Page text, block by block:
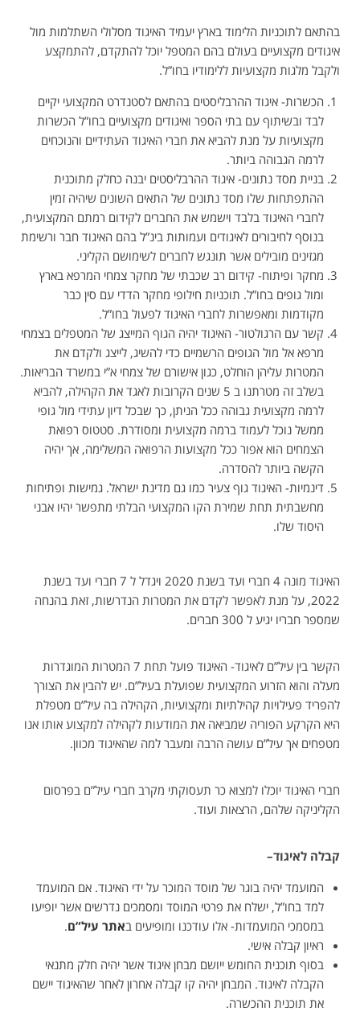
בהתאם לתוכניות הלימוד בארץ יעמיד האיגוד מסלולי השתלמות מול
איגודים מקצועיים בעולם בהם המטפל יוכל להתקדם, להתמקצע
ולקבל מלגות מקצועיות ללימודיו בחו”ל.
הכשרות- איגוד ההרבליסטים בהתאם לסטנדרט המקצועי יקיים
לבד ובשיתוף עם בתי הספר ואיגודים מקצועיים בחו”ל הכשרות
מקצועיות על מנת להביא את חברי האיגוד העתידיים והנוכחים
לרמה הגבוהה ביותר.
בניית מסד נתונים- איגוד ההרבליסטים יבנה כחלק מתוכנית
ההתפתחות שלו מסד נתונים של התאים השונים שיהיה זמין
לחברי האיגוד בלבד וישמש את החברים לקידום רמתם המקצועית,
בנוסף לחיבורים לאיגודים ועמותות בינ”ל בהם האיגוד חבר ורשימת
מגזינים מובילים אשר תונגש לחברים לשימושם הקליני.
מחקר ופיתוח- קידום רב שכבתי של מחקר צמחי המרפא בארץ
ומול גופים בחו”ל. תוכניות חילופי מחקר הדדי עם סין כבר
מקודמות ומאפשרות לחברי האיגוד לפעול בחו”ל.
קשר עם הרגולטור- האיגוד יהיה הגוף המייצג של המטפלים בצמחי
מרפא אל מול הגופים הרשמיים כדי להשיג, לייצג ולקדם את
המטרות עליהן הוחלט, כגון אישורם של צמחי א”י במשרד הבריאות.
בשלב זה מטרתנו ב 5 שנים הקרובות לאגד את הקהילה, להביא
לרמה מקצועית גבוהה ככל הניתן, כך שבכל דיון עתידי מול גופי
ממשל נוכל לעמוד ברמה מקצועית ומסודרת. סטטוס רפואת
הצמחים הוא אפור ככל מקצועות הרפואה המשלימה, אך יהיה
הקשה ביותר להסדרה.
דינמיות- האיגוד גוף צעיר כמו גם מדינת ישראל. גמישות ופתיחות
מחשבתית תחת שמירת הקו המקצועי הבלתי מתפשר יהיו אבני
היסוד שלו.
האיגוד מונה 4 חברי ועד בשנת 2020 ויגדל ל 7 חברי ועד בשנת
2022, על מנת לאפשר לקדם את המטרות הנדרשות, זאת בהנחה
שמספר חבריו יגיע ל 300 חברים.
הקשר בין עיל”ם לאיגוד- האיגוד פועל תחת 7 המטרות המוגדרות
מעלה והוא הזרוע המקצועית שפועלת בעיל”ם. יש להבין את הצורך
להפריד פעילויות קהילתיות ומקצועיות, הקהילה בה עיל”ם מטפלת
היא הקרקע הפוריה שמביאה את המודעות לקהילה למקצוע אותו אנו
מטפחים אך עיל”ם עושה הרבה ומעבר למה שהאיגוד מכוון.
חברי האיגוד יוכלו למצוא כר תעסוקתי מקרב חברי עיל”ם בפרסום
הקליניקה שלהם, הרצאות ועוד.
קבלה לאיגוד–
המועמד יהיה בוגר של מוסד המוכר על ידי האיגוד. אם המועמד
למד בחו”ל, ישלח את פרטי המוסד ומסמכים נדרשים אשר יופיעו
במסמכי המועמדות- אלו עודכנו ומופיעים באתר עיל”ם.
ראיון קבלה אישי.
בסוף תוכנית החומש ייושם מבחן איגוד אשר יהיה חלק מתנאי
הקבלה לאיגוד. המבחן יהיה קו קבלה אחרון לאחר שהאיגוד יישם
את תוכנית ההכשרה.